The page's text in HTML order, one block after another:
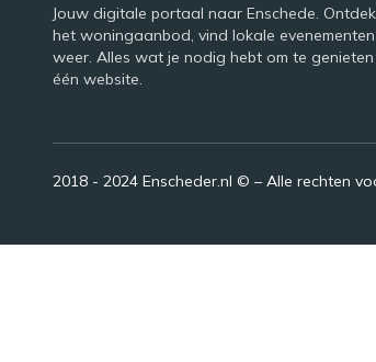
Jouw digitale portaal naar Enschede.
het woningaanbod, vind lokale
weer. Alles wat je nodig hebt om te
één website.
2018 - 2024 Enscheder.nl © – Alle rechten